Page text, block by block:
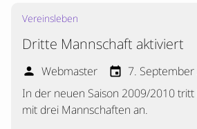
Home
Beiträge
Mannschaften
Ranglisten
Termine
Vereinsleben
Dritte Mannschaft aktiviert
person Webmaster event 7. September
In der neuen Saison 2009/2010
mit drei Mannschaften an.